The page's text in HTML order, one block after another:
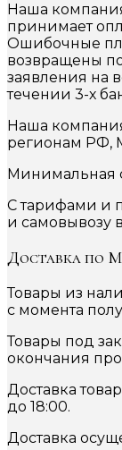
Наша
принимает
Ошибочные
возвращены
заявления на
течении 3-х
Наша
регионам РФ,
Минимальная
С тарифами и
и самовывозу
Доставка по
Товары из
с момента
Товары под
окончания
Доставка
до 18:00.
Доставка